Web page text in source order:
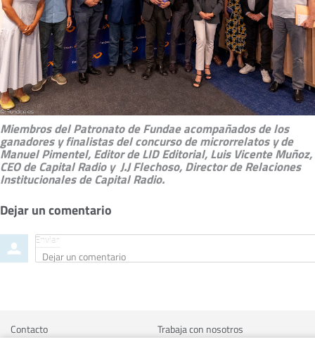
Miembros del Patronato de Fundae acompañados de los
ganadores y finalistas del concurso de microrrelatos y de
Manuel Pimentel, Editor de LID Editorial, Luis Vicente Muñoz,
CEO de Capital Radio y J.J Flechoso, Director de Relaciones
Institucionales de Capital Radio.
Dejar un comentario
O
d
Dejar
un
Enviar
Contacto
Trabaja con nosotros